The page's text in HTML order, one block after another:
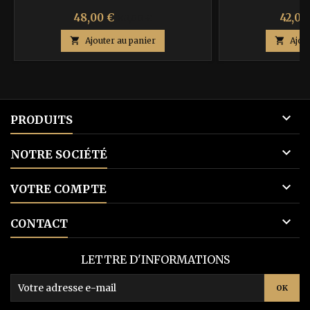
Prix
48,00 €
base
 Ajouter au panier
Prix

PRODUITS 
NOTRE SOCIÉTÉ 
VOTRE COMPTE 
CONTACT 
LETTRE D'INFORMATIONS